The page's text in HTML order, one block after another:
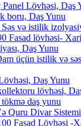
Lövhəsi, Daş
boru, Daş Yunu
və istilik
Fasad lövhəsi-
Daş Yunu
üçün istilik və
Daş Yunu
lövhəsi,
daş yunu
Quru Divar
Fasad Lövhəsi -